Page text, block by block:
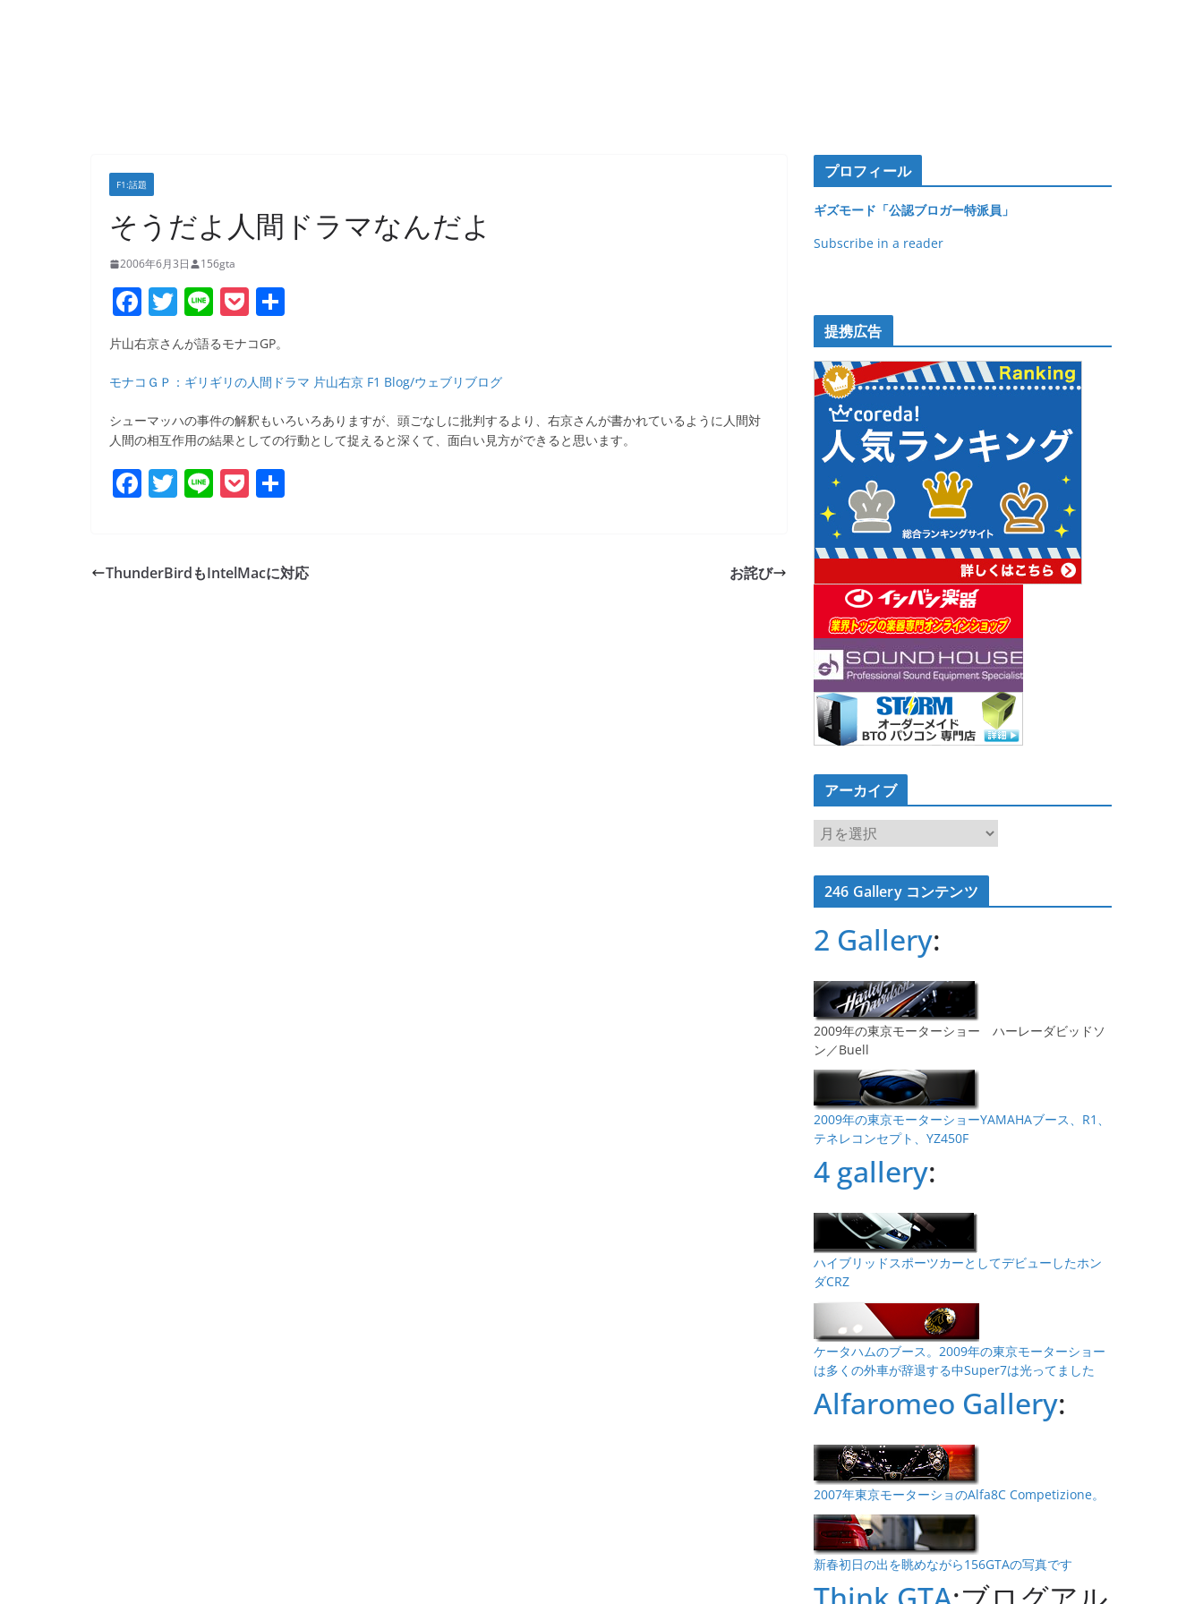
F1:話題
そうだよ人間ドラマなんだよ
2006年6月3日 156gta
F
a
c
e
b
o
o
k
T
w
itt
er
Li
n
e
P
o
ck
et
片山右京さんが語るモナコGP。
モナコＧＰ：ギリギリの人間ドラマ 片山右京 F1 Blog/ウェブリブログ
シューマッハの事件の解釈もいろいろありますが、頭ごなしに批判するより、右京さんが書かれているように人間対
人間の相互作用の結果としての行動として捉えると深くて、面白い見方ができると思います。
F
e
T
er
Li P
et
ThunderBirdもIntelMacに対応 お詫び
プロフィール
ギズモード「公認ブロガー特派員」
Subscribe in a reader
提携広告
アーカイブ
ア
ー
カ
イ246 Gallery コンテンツ
2 Gallery:
2009年の東京モーターショー ハーレーダビッドソ
ン／Buell
2009年の東京モーターショーYAMAHAブース、R1、
テネレコンセプト、YZ450F
4 gallery:
ハイブリッドスポーツカーとしてデビューしたホン
ダCRZ
ケータハムのブース。2009年の東京モーターショー
は多くの外車が辞退する中Super7は光ってました
Alfaromeo Gallery:
2007年東京モーターショのAlfa8C Competizione。
新春初日の出を眺めながら156GTAの写真です